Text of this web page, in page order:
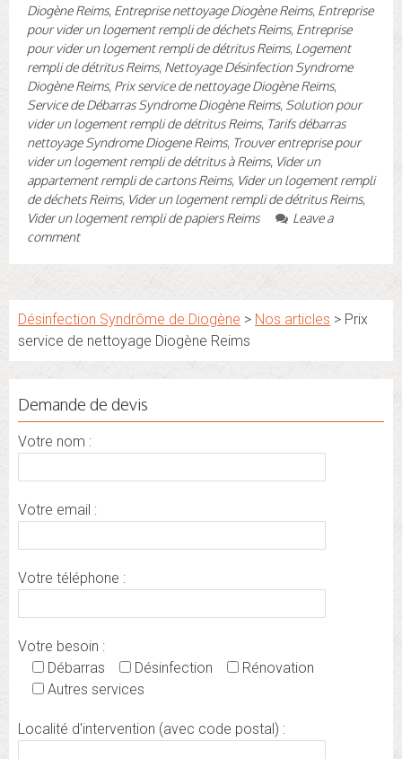
Diogène Reims, Entreprise nettoyage Diogène Reims, Entreprise
pour vider un logement rempli de déchets Reims, Entreprise
pour vider un logement rempli de détritus Reims, Logement
rempli de détritus Reims, Nettoyage Désinfection Syndrome
Diogène Reims, Prix service de nettoyage Diogène Reims,
Service de Débarras Syndrome Diogène Reims, Solution pour
vider un logement rempli de détritus Reims, Tarifs débarras
nettoyage Syndrome Diogene Reims, Trouver entreprise pour
vider un logement rempli de détritus à Reims, Vider un
appartement rempli de cartons Reims, Vider un logement rempli
de déchets Reims, Vider un logement rempli de détritus Reims,
Vider un logement rempli de papiers Reims
Leave a
comment
Désinfection Syndrôme de Diogène > Nos articles > Prix
service de nettoyage Diogène Reims
Demande de devis
Votre nom :
Votre email :
Votre téléphone :
Votre besoin :
Débarras
Désinfection
Rénovation
Autres services
Localité d'intervention (avec code postal) :